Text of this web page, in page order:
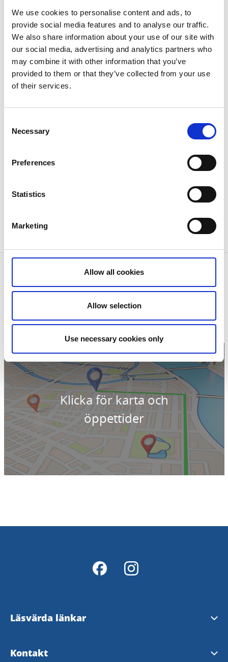
We use cookies to personalise content and ads, to
provide social media features and to analyse our traffic.
We also share information about your use of our site with
our social media, advertising and analytics partners who
may combine it with other information that you’ve
provided to them or that they’ve collected from your use
of their services.
Selection
Necessary
Preferences
Statistics
Marketing
Allow all cookies
Allow selection
Use necessary cookies only
Kontaktinformation
Brygghuset
Ginkalunda gård
E-post:Skicka E-post
Klicka för karta och
öppettider
Läsvärda länkar
Digital Markbroschyr
Kontakt